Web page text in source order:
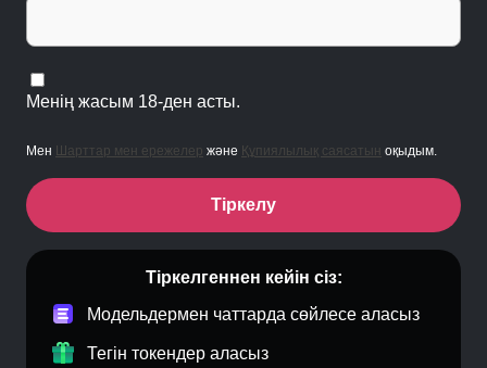
Менің жасым 18-ден асты.
Мен Шарттар мен ережелер және Құпиялылық саясатын оқыдым.
Тіркелу
Тіркелгеннен кейін сіз:
Модельдермен чаттарда сөйлесе аласыз
Тегін токендер аласыз